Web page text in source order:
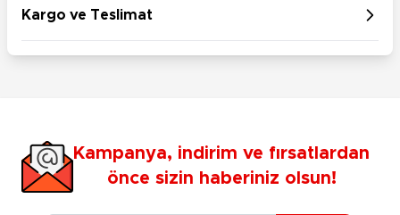
Kargo ve Teslimat
Kampanya, indirim ve fırsatlardan
önce sizin haberiniz olsun!